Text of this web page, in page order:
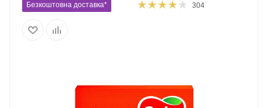
Безкоштовна доставка* 304